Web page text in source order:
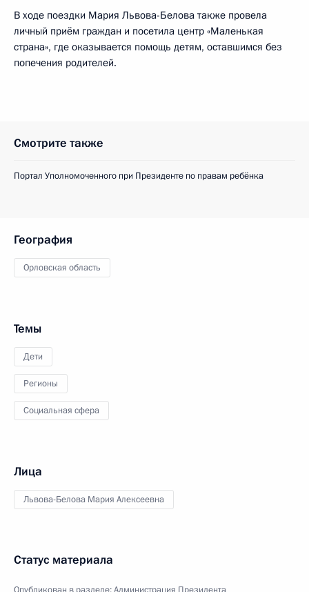
В ходе поездки Мария Львова-Белова также провела
личный приём граждан и посетила центр «Маленькая
страна», где оказывается помощь детям, оставшимся без
попечения родителей.
Смотрите также
Портал Уполномоченного при Президенте по правам ребёнка
География
Орловская область
Темы
Дети
Регионы
Социальная сфера
Лица
Львова-Белова Мария Алексеевна
Статус материала